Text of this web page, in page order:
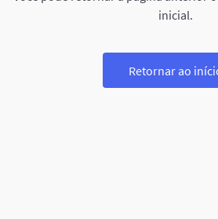
inicial.
Retornar ao